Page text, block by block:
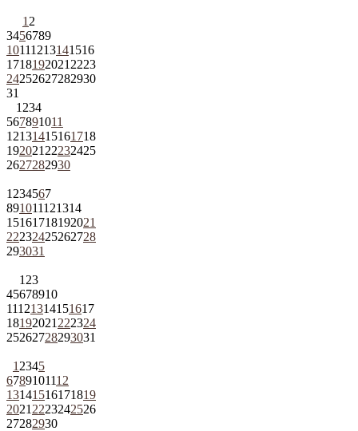
1 2
3456789
10111213141516
1718192021 2223
24252627282930
31
1 234
567891011
12131415161718
192021 22232425
2627282930
1 234567
891011121314
15161718192021
22232425262728
293031
1 23
45678910
11121314151617
18192021 222324
25262728293031
1 2345
6789101112
13141516171819
2021 2223242526
27282930